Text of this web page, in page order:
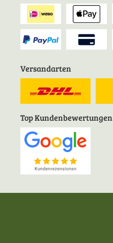
Versandarten
Top Kundenbewertungen